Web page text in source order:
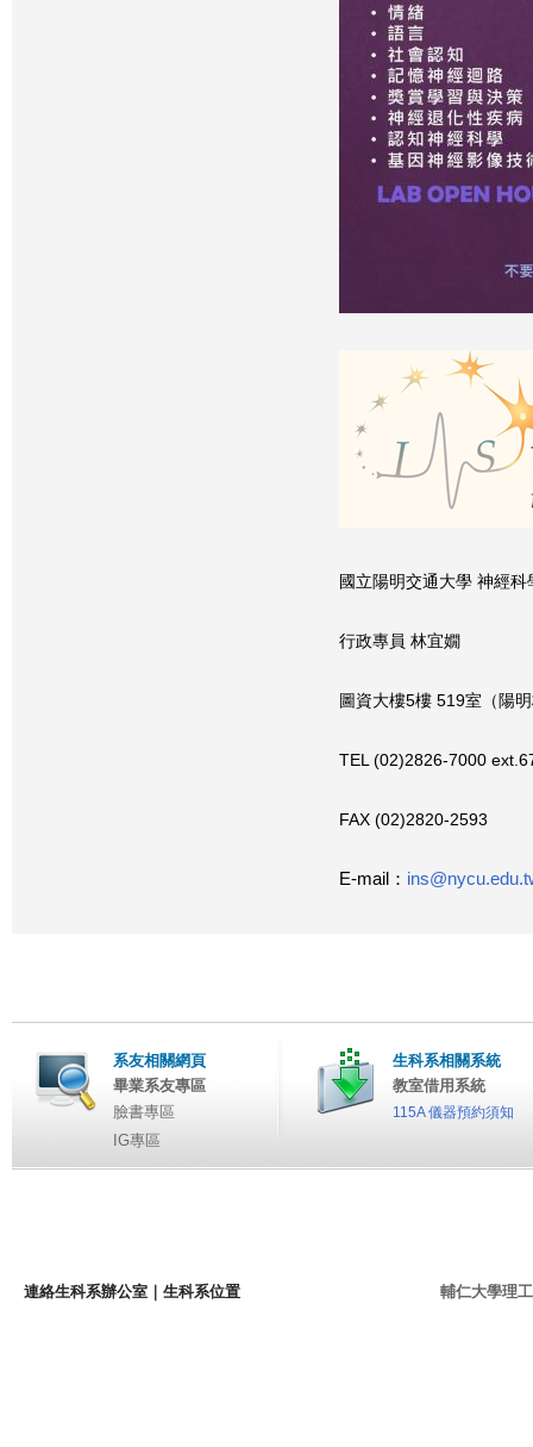
國立陽明交通大學 神經科
行政專員 林宜嫺
圖資大樓5樓 519室（陽
TEL (02)2826-7000
FAX (02)2820-2593
E-mail：
系友相關網頁
畢業系友專區
臉書專區
IG專區
生科系相關系統
教室借用系統
115A 儀器預約須知
連絡生科系辦公室 生科系位置 輔仁大學理